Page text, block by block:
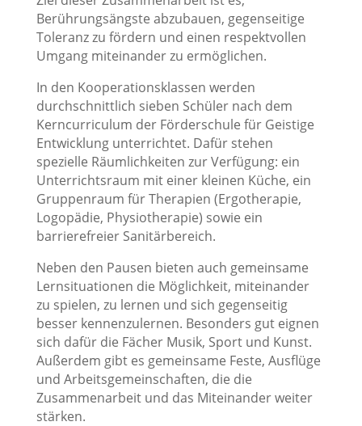
Berührungsängste abzubauen, gegenseitige
Toleranz zu fördern und einen respektvollen
Umgang miteinander zu ermöglichen.
In den Kooperationsklassen werden
durchschnittlich sieben Schüler nach dem
Kerncurriculum der Förderschule für Geistige
Entwicklung unterrichtet. Dafür stehen
spezielle Räumlichkeiten zur Verfügung: ein
Unterrichtsraum mit einer kleinen Küche, ein
Gruppenraum für Therapien (Ergotherapie,
Logopädie, Physiotherapie) sowie ein
barrierefreier Sanitärbereich.
Neben den Pausen bieten auch gemeinsame
Lernsituationen die Möglichkeit, miteinander
zu spielen, zu lernen und sich gegenseitig
besser kennenzulernen. Besonders gut eignen
sich dafür die Fächer Musik, Sport und Kunst.
Außerdem gibt es gemeinsame Feste, Ausflüge
und Arbeitsgemeinschaften, die die
Zusammenarbeit und das Miteinander weiter
stärken.